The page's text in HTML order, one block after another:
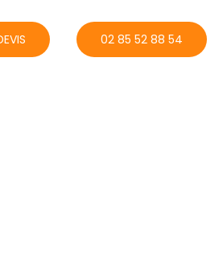
02 85 52 88 54